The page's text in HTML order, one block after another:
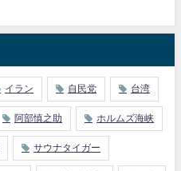
イラン 自民党 台湾
阿部慎之助 ホルムズ海峡
サウナタイガー